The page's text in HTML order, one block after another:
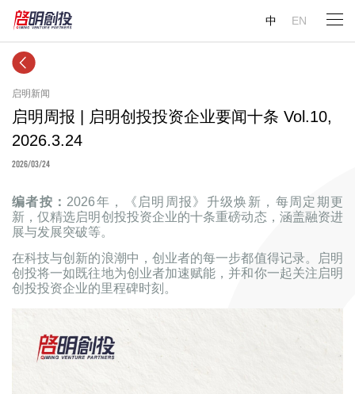
中 EN
启明新闻
启明周报 | 启明创投投资企业要闻十条 Vol.10,
2026.3.24
2026/03/24
编者按： 2026年，《启明周报》升级焕新，每周定期更
新，仅精选启明创投投资企业的十条重磅动态，涵盖融资进
展与发展突破等。
在科技与创新的浪潮中，创业者的每一步都值得记录。启明
创投将一如既往地为创业者加速赋能，并和你一起关注启明
创投投资企业的里程碑时刻。